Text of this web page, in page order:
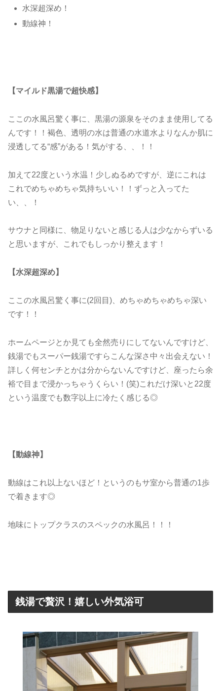
水深超深め！
動線神！
【マイルド黒湯で超快感】
ここの水風呂驚く事に、黒湯の源泉をそのまま使用してる
んです！！褐色、透明の水は普通の水道水よりなんか肌に
浸透してる“感”がある！気がする、、！！
加えて22度という水温！少しぬるめですが、逆にこれは
これでめちゃめちゃ気持ちいい！！ずっと入ってた
い、、！
サウナと同様に、物足りないと感じる人は少なからずいる
と思いますが、これでもしっかり整えます！
【水深超深め】
ここの水風呂驚く事に(2回目)、めちゃめちゃめちゃ深い
です！！
ホームページとか見ても全然売りにしてないんですけど、
銭湯でもスーパー銭湯ですらこんな深さ中々出会えない！
詳しく何センチとかは分からないんですけど、座ったら余
裕で目まで浸かっちゃうくらい！(笑)これだけ深いと22度
という温度でも数字以上に冷たく感じる◎
【動線神】
動線はこれ以上ないほど！というのもサ室から普通の1歩
で着きます◎
地味にトップクラスのスペックの水風呂！！！
銭湯で贅沢！嬉しい外気浴可